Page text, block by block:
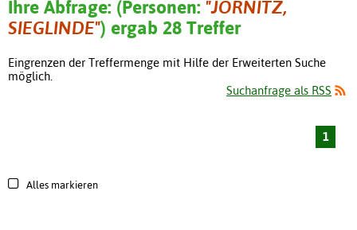
Ihre Abfrage: (Personen: "JORNITZ,
SIEGLINDE") ergab 28 Treffer
Eingrenzen der Treffermenge mit Hilfe der Erweiterten Suche
möglich.
Suchanfrage als RSS
1
Alles markieren